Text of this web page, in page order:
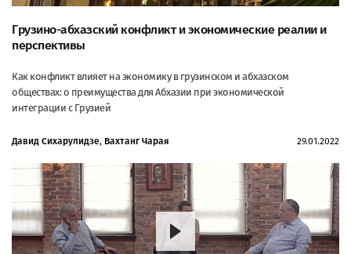
Грузино-абхазский конфликт и экономические реалии и
перспективы
Как конфликт влияет на экономику в грузинском и абхазском
обществах: о преимущества для Абхазии при экономической
интеграции с Грузией
Давид Сихарулидзе, Вахтанг Чарая 29.01.2022